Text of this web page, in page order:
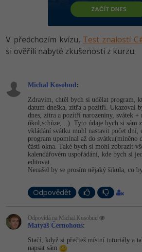
HTML5, CSS3, Bootstrap,
SQL a databáze
UML a návrhové vzory
React
Spring
ASP.NET MVC
Best practices
JavaScript
HTML / CSS
UML a návrhové vzory
MySQL/MariaDB
MS-SQL
Vývojář mobilních aplikací
C# Game developer
Tester
Systémový administrátor
Grafik / UX/UI návrhář
3D grafik
Projektový manažer
Copywriter
-80%
-80%
PHP -80%
Swift -80%
Kotlin -80%
C -80%
VB.NET
SQL
Návrh SW
Algoritmy
V předchozím kvízu, Test znalostí
si ověřili nabyté zkušenosti z kurzu.
Michal Kosobud:
Zdravím, chtěl bych si udělat program,
datum dneška, zítřa a pozítří. Ukazoval
dnes, zítra a pozítří narozeniny, svátek +
úkol,schůze,...). Tyto údaje bych si sám
vkládání svátku mohl nastavit počet dní,
program upomínal až do
části okna. Také bych si mohl zobrazit
kalendářovém uspořádání, kde bych si
editovat.
Nenašel by se prosím nějaký šikula, co
Odpovědět
Odpovídá na Michal Kosobud
Matyáš Černohous:
Stačí, když si přečteš místní tutoriály a
napsat sám